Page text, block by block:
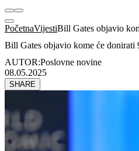
PočetnaVijestiBill Gates objavio
Bill Gates objavio kome će donirati
AUTOR:Poslovne novine
08.05.2025
SHARE